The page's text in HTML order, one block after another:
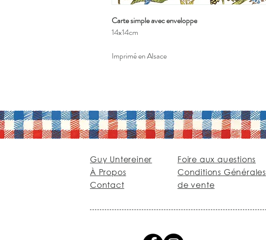
Carte simple avec enveloppe
14x14cm
Imprimé en Alsace
Guy Untereiner
À Propos
Contact
Foire aux questions
Conditions Générales
de vente